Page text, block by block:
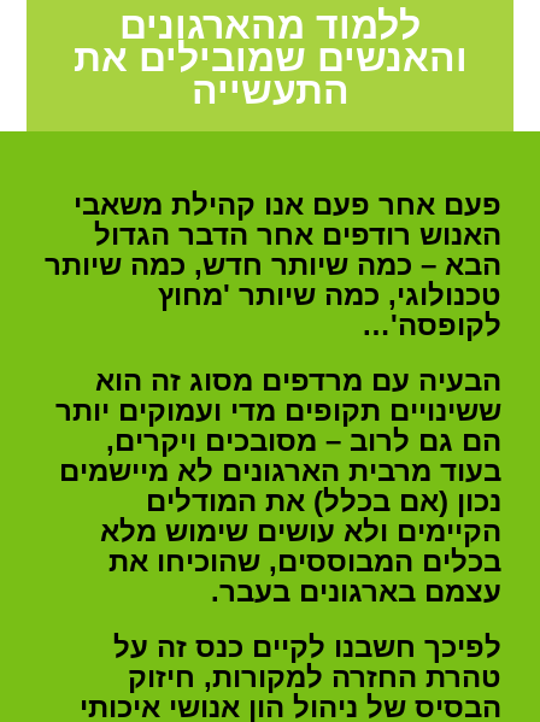
ללמוד מהארגונים
והאנשים שמובילים את
התעשייה
פעם אחר פעם אנו קהילת משאבי
האנוש רודפים אחר הדבר הגדול
הבא – כמה שיותר חדש, כמה שיותר
טכנולוגי, כמה שיותר 'מחוץ
לקופסה'…
הבעיה עם מרדפים מסוג זה הוא
ששינויים תקופים מדי ועמוקים יותר
הם גם לרוב – מסובכים ויקרים,
בעוד מרבית הארגונים לא מיישמים
נכון (אם בכלל) את המודלים
הקיימים ולא עושים שימוש מלא
בכלים המבוססים, שהוכיחו את
עצמם בארגונים בעבר.
לפיכך חשבנו לקיים כנס זה על
טהרת החזרה למקורות, חיזוק
הבסיס של ניהול הון אנושי איכותי